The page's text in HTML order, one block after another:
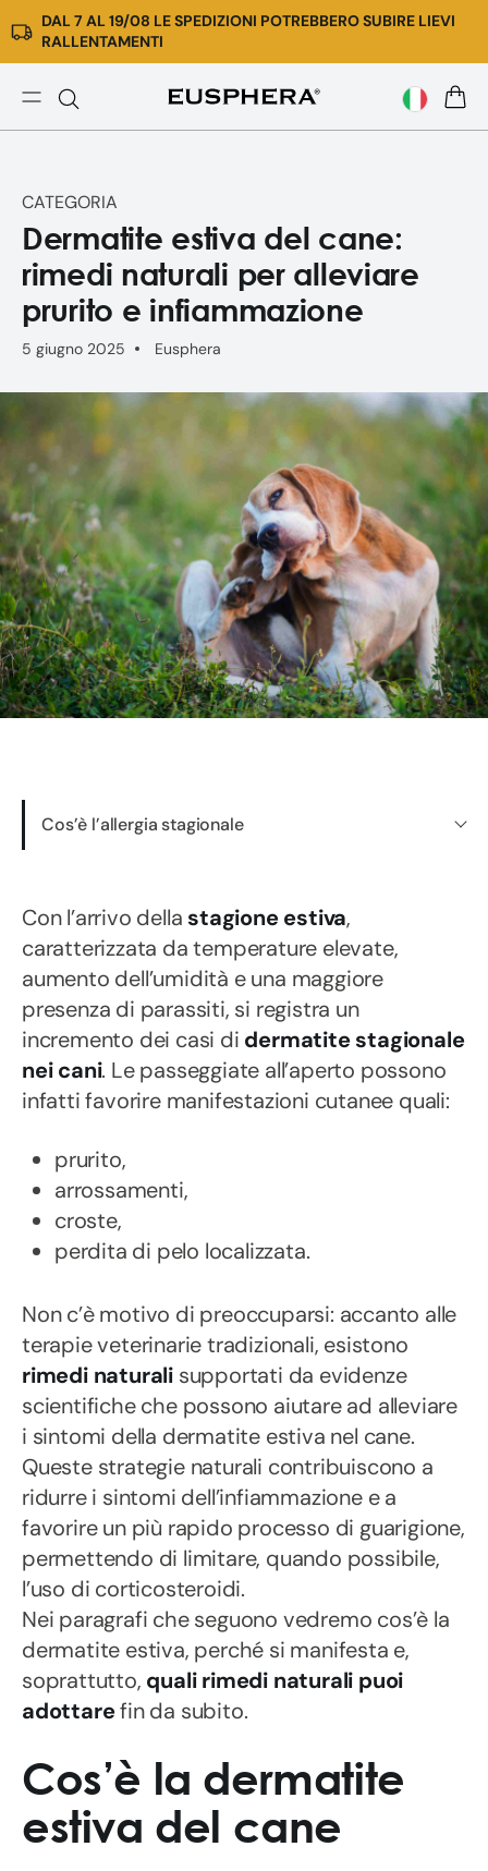
Vai
direttamente
ai
contenuti
DAL 7 AL 19/08 LE SPEDIZIONI POTREBBERO SUBIRE LIEVI
RALLENTAMENTI
CATEGORIA
Dermatite estiva del cane:
rimedi naturali per alleviare
prurito e infiammazione
5 giugno 2025 Eusphera
Cos’è l’allergia stagionale
Con l’arrivo della stagione estiva,
caratterizzata da temperature elevate,
aumento dell’umidità e una maggiore
presenza di parassiti, si registra un
incremento dei casi di dermatite stagionale
nei cani. Le passeggiate all’aperto possono
infatti favorire manifestazioni cutanee quali:
prurito,
arrossamenti,
croste,
perdita di pelo localizzata.
Non c’è motivo di preoccuparsi: accanto alle
terapie veterinarie tradizionali, esistono
rimedi naturali supportati da evidenze
scientifiche che possono aiutare ad alleviare
i sintomi della dermatite estiva nel cane.
Queste strategie naturali contribuiscono a
ridurre i sintomi dell’infiammazione e a
favorire un più rapido processo di guarigione,
permettendo di limitare, quando possibile,
l’uso di corticosteroidi.
Nei paragrafi che seguono vedremo cos’è la
dermatite estiva, perché si manifesta e,
soprattutto, quali rimedi naturali puoi
adottarefin da subito.
Cos’è la dermatite
estiva del cane